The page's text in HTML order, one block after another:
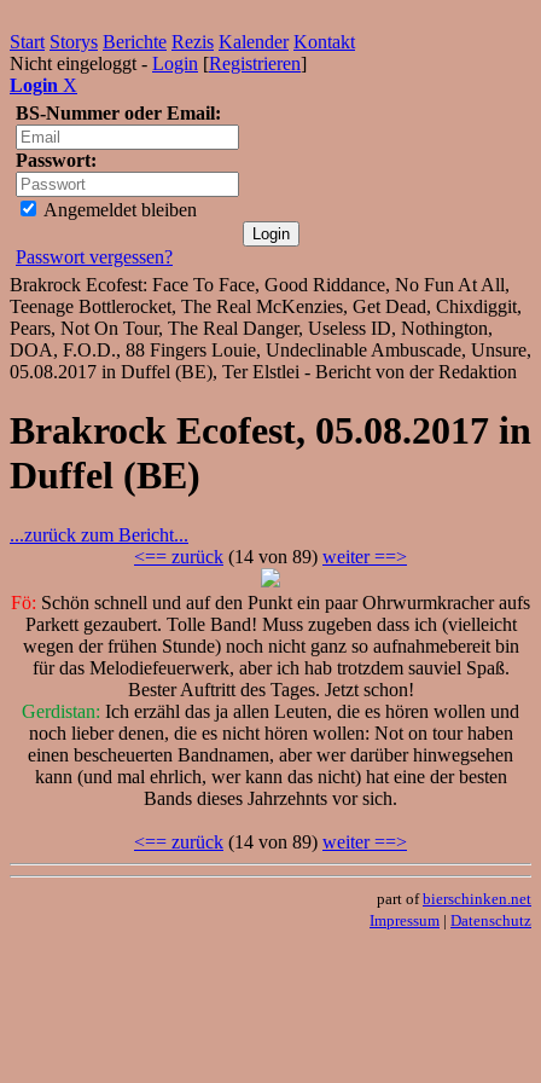
Start Storys Berichte Rezis Kalender Kontakt
Nicht eingeloggt - Login [Registrieren]
Login X
BS-Nummer oder Email:
Passwort:
Angemeldet bleiben
Passwort vergessen?
Brakrock Ecofest: Face To Face, Good Riddance, No Fun At All,
Teenage Bottlerocket, The Real McKenzies, Get Dead, Chixdiggit,
Pears, Not On Tour, The Real Danger, Useless ID, Nothington,
DOA, F.O.D., 88 Fingers Louie, Undeclinable Ambuscade, Unsure,
05.08.2017 in Duffel (BE), Ter Elstlei - Bericht von der Redaktion
Brakrock Ecofest, 05.08.2017 in
Duffel (BE)
...zurück zum Bericht...
<== zurück (14 von 89) weiter ==>
Fö: Schön schnell und auf den Punkt ein paar Ohrwurmkracher aufs
Parkett gezaubert. Tolle Band! Muss zugeben dass ich (vielleicht
wegen der frühen Stunde) noch nicht ganz so aufnahmebereit bin
für das Melodiefeuerwerk, aber ich hab trotzdem sauviel Spaß.
Bester Auftritt des Tages. Jetzt schon!
Gerdistan: Ich erzähl das ja allen Leuten, die es hören wollen und
noch lieber denen, die es nicht hören wollen: Not on tour haben
einen bescheuerten Bandnamen, aber wer darüber hinwegsehen
kann (und mal ehrlich, wer kann das nicht) hat eine der besten
Bands dieses Jahrzehnts vor sich.
<== zurück (14 von 89) weiter ==>
part ofbierschinken.net
Impressum | Datenschutz